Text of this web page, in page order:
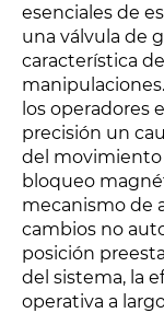
esenciales de
una válvula de
característica
los operadores
precisión un
del movimiento
bloqueo
mecanismo de
cambios no
posición
del sistema, la
operativa a